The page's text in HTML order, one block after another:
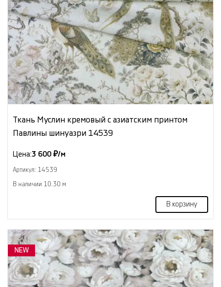
Ткань Муслин кремовый с азиатским принтом
Павлины шинуазри 14539
Цена:3 600 ₽/м
Артикул: 14539
В наличии 10.30 м
В корзину
NEW